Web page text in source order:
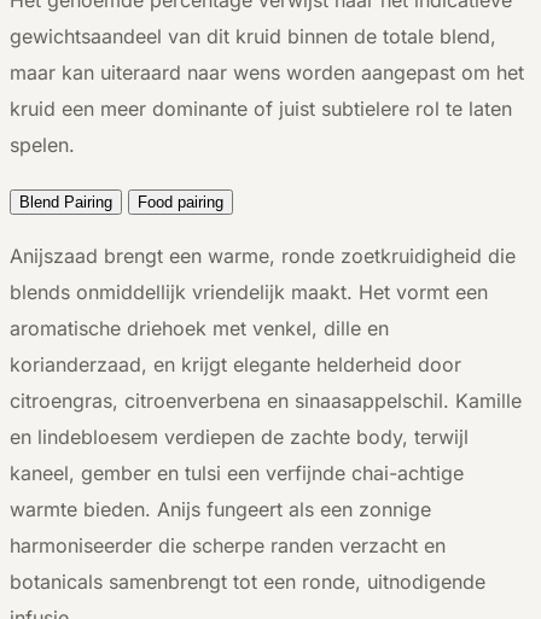
gewichtsaandeel van dit kruid binnen de totale blend,
maar kan uiteraard naar wens worden aangepast om het
kruid een meer dominante of juist subtielere rol te laten
spelen.
Blend Pairing Food pairing
Anijszaad brengt een warme, ronde zoetkruidigheid die
blends onmiddellijk vriendelijk maakt. Het vormt een
aromatische driehoek met venkel, dille en
korianderzaad, en krijgt elegante helderheid door
citroengras, citroenverbena en sinaasappelschil. Kamille
en lindebloesem verdiepen de zachte body, terwijl
kaneel, gember en tulsi een verfijnde chai-achtige
warmte bieden. Anijs fungeert als een zonnige
harmoniseerder die scherpe randen verzacht en
botanicals samenbrengt tot een ronde, uitnodigende